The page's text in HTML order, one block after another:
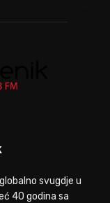
svugdje u
40 godina sa